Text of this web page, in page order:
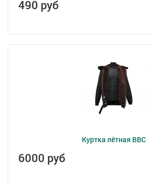
490 руб
Куртка лётная ВВС
6000 руб